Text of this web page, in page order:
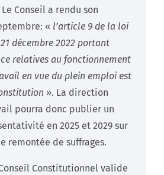
Conseil a rendu son
« l’article 9 de la loi
décembre 2022 portant
relatives au fonctionnement
en vue du plein emploi est
». La direction
pourra donc publier un
en 2025 et 2029 sur
remontée de suffrages.
Constitutionnel valide